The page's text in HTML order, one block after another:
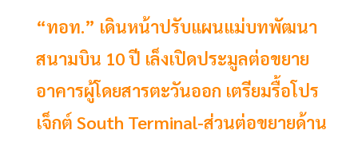
“ทอท.” เดินหน้าปรับแผนแม่บทพัฒนา
สนามบิน 10 ปี เล็งเปิดประมูลต่อขยาย
อาคารผู้โดยสารตะวันออก เตรียมรื้อโปร
เจ็กต์ South Terminal-ส่วนต่อขยายด้าน